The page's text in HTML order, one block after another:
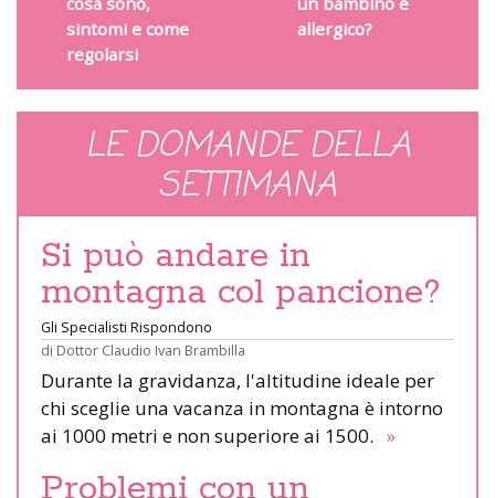
sintomi e come
regolarsi
allergico?
LE DOMANDE DELLA
SETTIMANA
Si può andare in
montagna col pancione?
Gli Specialisti Rispondono
di Dottor Claudio Ivan Brambilla
Durante la gravidanza, l'altitudine ideale per
chi sceglie una vacanza in montagna è intorno
ai 1000 metri e non superiore ai 1500. »
Problemi con un